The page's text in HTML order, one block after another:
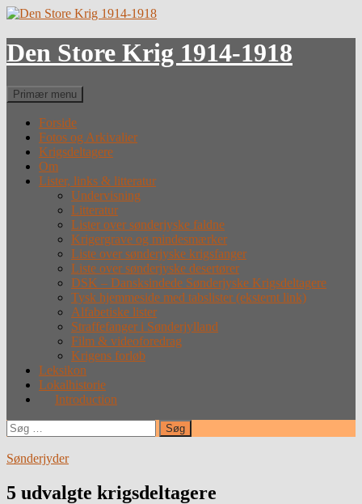
Hop
indhold
Den Store Krig 1914-1918
Søg
Primær menu
Forside
Fotos og Arkivalier
Krigsdeltagere
Om
Lister, links & litteratur
Undervisning
Litteratur
Lister over sønderjyske faldne
Krigergrave og mindesmærker
Liste over sønderjyske krigsfanger
Liste over sønderjyske desertører
DSK – Dansksindede Sønderjyske Krigsdeltagere
Tysk hjemmeside med tabslister (eksternt link)
Alfabetiske lister
Straffefanger i Sønderjylland
Film & videoforedrag
Krigens forløb
Leksikon
Lokalhistorie
Introduction
Søg
efter:
Sønderjyder
5 udvalgte krigsdeltagere